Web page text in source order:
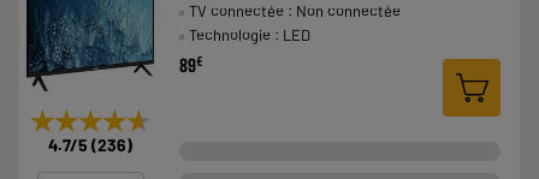
★★★★★
★★★★★
4.7/5 (236)
TV connectée : Non connectée
Technologie : LED
89€